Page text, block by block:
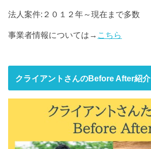
法人案件:２０１２年～現在まで多数
事業者情報については→ こちら
クライアントさんのBefore After紹介